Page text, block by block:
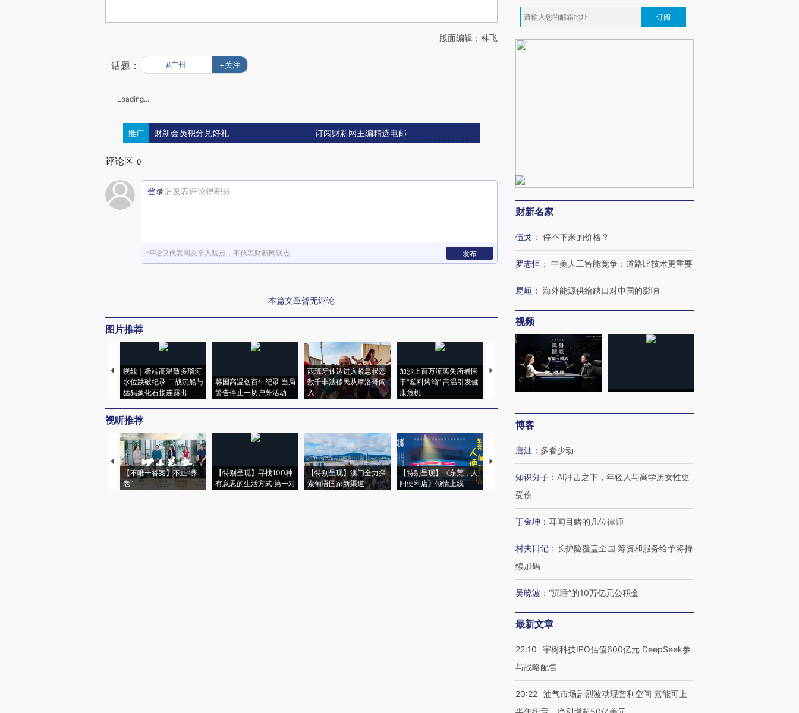
版面编辑：林飞
话题： #广州 +关注
Loading...
推广 财新会员积分兑好礼 订阅财新网主编精选电邮
评论区 0
登录后发表评论得积分
评论仅代表网友个人观点，不代表财新网观点 发布
本篇文章暂无评论
图片推荐
视线｜极端高温致多瑙河
水位跌破纪录 二战沉船与
猛犸象化石接连露出
韩国高温创百年纪录 当局
警告停止一切户外活动
西班牙休达进入紧急状态
数千非法移民从摩洛哥闯
入
加沙上百万流离失所者困
于“塑料烤箱” 高温引发健
康危机
视线｜HYROX的吸金
术：是什么让中产们甘
心“花钱找虐”？
马航飞行员跨国走私7万
粒摇头丸 尿检体内含3种
毒品
育部长拱下台
视听推荐
【不唯一答案】不止“养
老”
【特别呈现】寻找100种
有意思的生活方式·第一对
【特别呈现】澳门全力探
索葡语国家新渠道
【特别呈现】《东莞，人
间便利店》倾情上线
【推广】走进第四届链博
会，让数智科技“链”接产
【特别呈现】寻找100种
有意思的生活方式·第三对
【商旅对话】华住集团
CFO：不靠规模取胜，华
住三大增长引擎是什么？
订阅
财新名家
伍戈 ： 停不下来的价格？
罗志恒 ： 中美人工智能竞争：道路比技术更重要
易峘 ： 海外能源供给缺口对中国的影响
视频
博客
唐涯 ： 多看少动
知识分子 ： AI冲击之下，年轻人与高学历女性更
受伤
丁金坤 ： 耳闻目睹的几位律师
村夫日记 ： 长护险覆盖全国 筹资和服务给予将持
续加码
吴晓波 ： “沉睡”的10万亿元公积金
最新文章
22:10
宇树科技IPO估值600亿元 DeepSeek参
与战略配售
20:22 油气市场剧烈波动现套利空间 嘉能可上